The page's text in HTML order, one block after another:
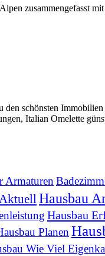
zusammengefasst
schönsten
Italian Omelette
Armaturen
Hausbau
Hausbau
Planen
Wie Viel